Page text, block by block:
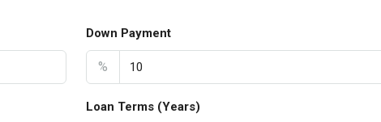
Down Payment
%
Loan Terms (Years)